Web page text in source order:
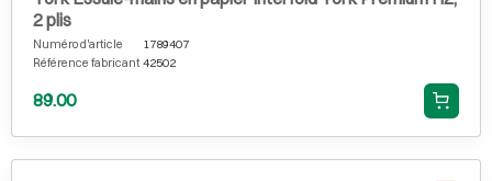
2 plis
Numéro d'article
1789407
Référence fabricant 42502
89.00